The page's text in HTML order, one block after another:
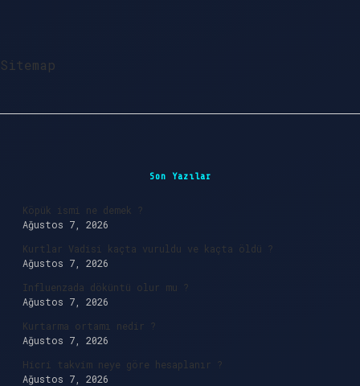
Sitemap
Son Yazılar
Köpük ismi ne demek ?
Ağustos 7, 2026
Kurtlar Vadisi kaçta vuruldu ve kaçta öldü ?
Ağustos 7, 2026
Influenzada döküntü olur mu ?
Ağustos 7, 2026
Kurtarma ortamı nedir ?
Ağustos 7, 2026
Hicri takvim neye göre hesaplanır ?
Ağustos 7, 2026